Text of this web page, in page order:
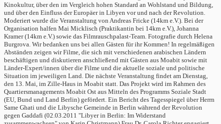
Kinokultur, über den im Vergleich hohen Standard an Wohlstand und Bildung,
und über den Einfluss der Europäer in Libyen vor und nach der Revolution.
Moderiert wurde die Veranstaltung von Andreas Fricke (14km e.V.). Bei der
Organisation halfen Mai Micklisch (Praktikantin bei 14km e.V.), Johanna
Kramer (14km e.V.) sowie das Filmrauschpalast-Team. Fotografie durch Helena
Burgrova. Wir bedanken uns bei allen Gästen für ihr Kommen! In regelmäßigen
Abständen zeigen wir Filme, die sich mit verschiedenen arabischen Ländern
beschäftigen und diskutieren anschließend mit Gästen aus Moabit sowie mit
Länder-Expert/innen über die Filme und die aktuelle soziale und politische
Situation im jeweiligen Land. Die nächste Veranstaltung findet am Dienstag,
den 13. Mai, im Zille-Haus in Moabit statt. Das Projekt wird im Rahmen des
Quartiersmanagements Moabit Ost aus Mitteln des Programms Soziale Stadt
(EU, Bund und Land Berlin) gefördert. Ein Bericht des Tagesspiegel über Herrn
Same Ghati und die Libysche Gemeinde in Berlin während der Revolution
gegen Gaddafi (02.03.2011 "Libyer in Berlin: Im Widerstand